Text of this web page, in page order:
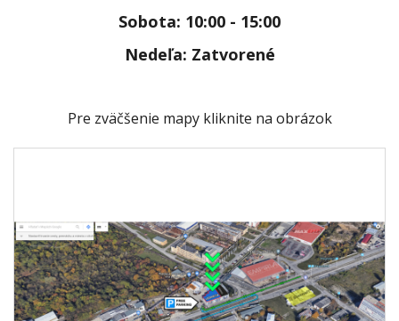
Sobota: 10:00 - 15:00
Nedeľa: Zatvorené
Pre zväčšenie mapy kliknite na obrázok